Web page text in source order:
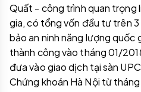
Quất - công trình quan trọng
gia, có tổng vốn đầu tư trên
bảo an ninh năng lượng quốc
thành công vào tháng 01/
đưa vào giao dịch tại sàn
Chứng khoán Hà Nội từ